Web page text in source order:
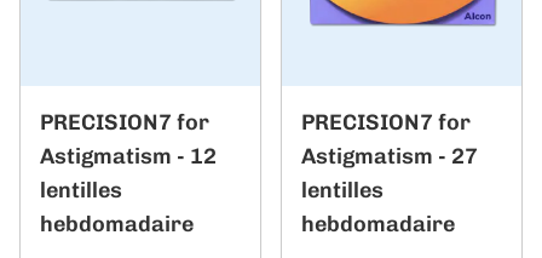
PRECISION7 for
Astigmatism - 12
lentilles
hebdomadaire
PRECISION7 for
Astigmatism - 27
lentilles
hebdomadaire